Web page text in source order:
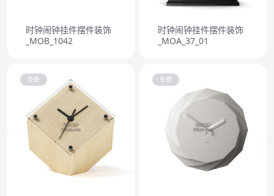
时钟闹钟挂件摆件装饰
_MOB_1042
时钟闹钟挂件摆件装饰
_MOA_37_01
免费 免费